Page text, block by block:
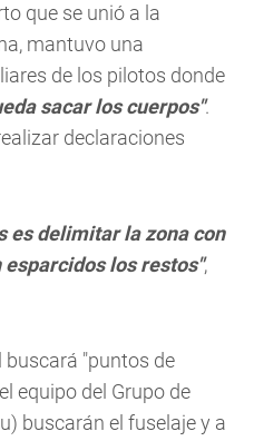
que se unió a la
mantuvo una
de los pilotos donde
sacar los cuerpos".
declaraciones
es delimitar la zona con
los restos",
buscará "puntos de
equipo del Grupo de
buscarán el fuselaje y a